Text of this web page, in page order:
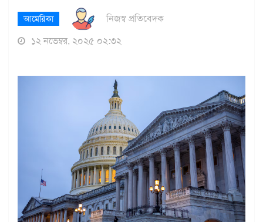
আমেরিকা
নিজস্ব প্রতিবেদক
১২ নভেম্বর, ২০২৫ ০২:৩২